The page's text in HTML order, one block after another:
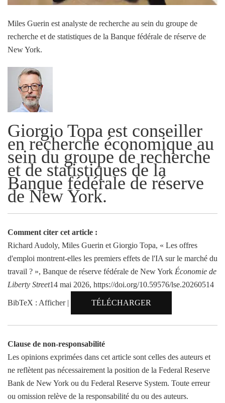
Miles Guerin est analyste de recherche au sein du groupe de
recherche et de statistiques de la Banque fédérale de réserve de
New York.
Giorgio Topa est conseiller
en recherche économique au
sein du groupe de recherche
et de statistiques de la
Banque fédérale de réserve
de New York.
Comment citer cet article :
Richard Audoly, Miles Guerin et Giorgio Topa, « Les offres
d'emploi montrent-elles les premiers effets de l'IA sur le marché du
travail ? », Banque de réserve fédérale de New York Économie de
Liberty Street14 mai 2026, https://doi.org/10.59576/lse.20260514
BibTeX : Afficher | TÉLÉCHARGER
Clause de non-responsabilité
Les opinions exprimées dans cet article sont celles des auteurs et
ne reflètent pas nécessairement la position de la Federal Reserve
Bank de New York ou du Federal Reserve System. Toute erreur
ou omission relève de la responsabilité du ou des auteurs.